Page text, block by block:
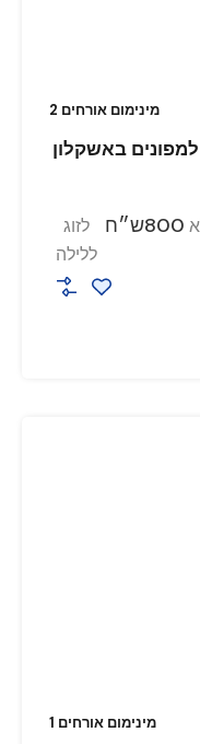
מינימום אורחים 2
למפונים באשקלון
800ש״ח
לזוג
ללילה
מינימום אורחים 1